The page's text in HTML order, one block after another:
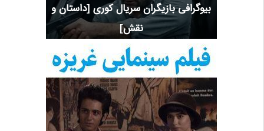
بیوگرافی بازیگران سریال کوری [داستان و
نقش]